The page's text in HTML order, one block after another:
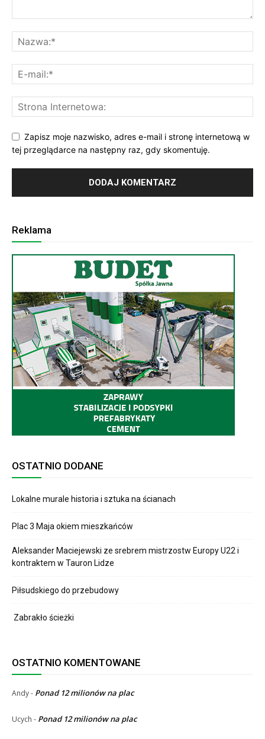
Zapisz moje nazwisko, adres e-mail i stronę internetową w
tej przeglądarce na następny raz, gdy skomentuję.
Reklama
OSTATNIO DODANE
Lokalne murale historia i sztuka na ścianach
Plac 3 Maja okiem mieszkańców
Aleksander Maciejewski ze srebrem mistrzostw Europy U22 i
kontraktem w Tauron Lidze
Piłsudskiego do przebudowy
Zabrakło ścieżki
OSTATNIO KOMENTOWANE
Andy- Ponad 12 milionów na plac
Ucych - Ponad 12 milionów na plac